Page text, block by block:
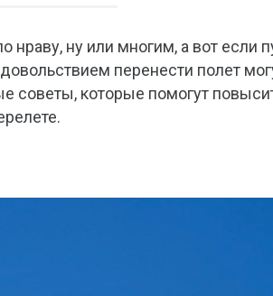
нраву, ну или многим, а вот если
перенести полет
советы, которые помогут